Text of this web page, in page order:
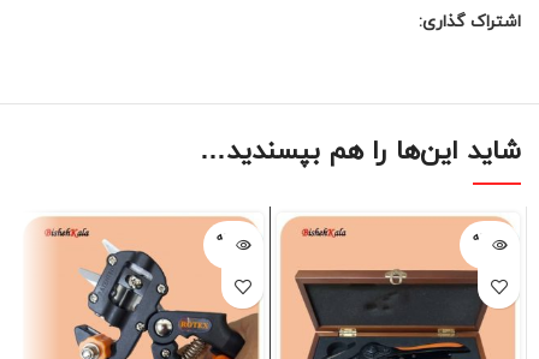
اشتراک گذاری:
شاید این‌ها را هم بپسندید…
فروخته
شده
فروخته
شده